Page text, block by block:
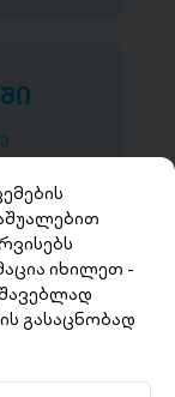
იხილეთ -
გასაცნობად